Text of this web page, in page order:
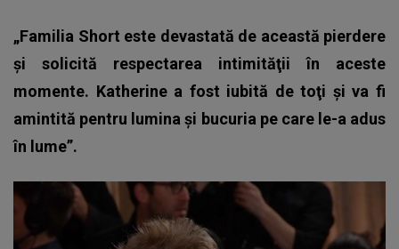
„Familia Short este devastată de această pierdere
şi solicită respectarea intimităţii în aceste
momente. Katherine a fost iubită de toţi şi va fi
amintită pentru lumina şi bucuria pe care le-a adus
în lume”.